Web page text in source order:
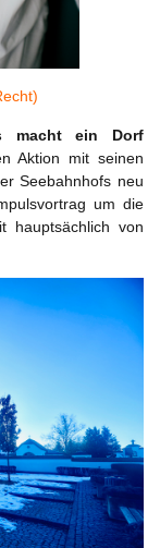
macht ein Dorf
Aktion mit seinen
Seebahnhofs neu
um die
hauptsächlich von